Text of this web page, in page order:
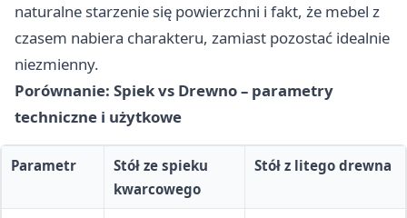
naturalne starzenie się powierzchni i fakt, że mebel z
czasem nabiera charakteru, zamiast pozostać idealnie
niezmienny.
Porównanie: Spiek vs Drewno – parametry
techniczne i użytkowe
Parametr
Stół ze spieku
kwarcowego
Stół z litego drewna